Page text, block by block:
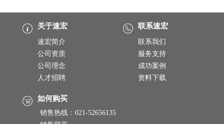
关于速宏
速宏简介
公司资质
公司理念
人才招聘
联系速宏
联系我们
服务支持
成功案例
资料下载
如何购买
销售热线：021-52656135